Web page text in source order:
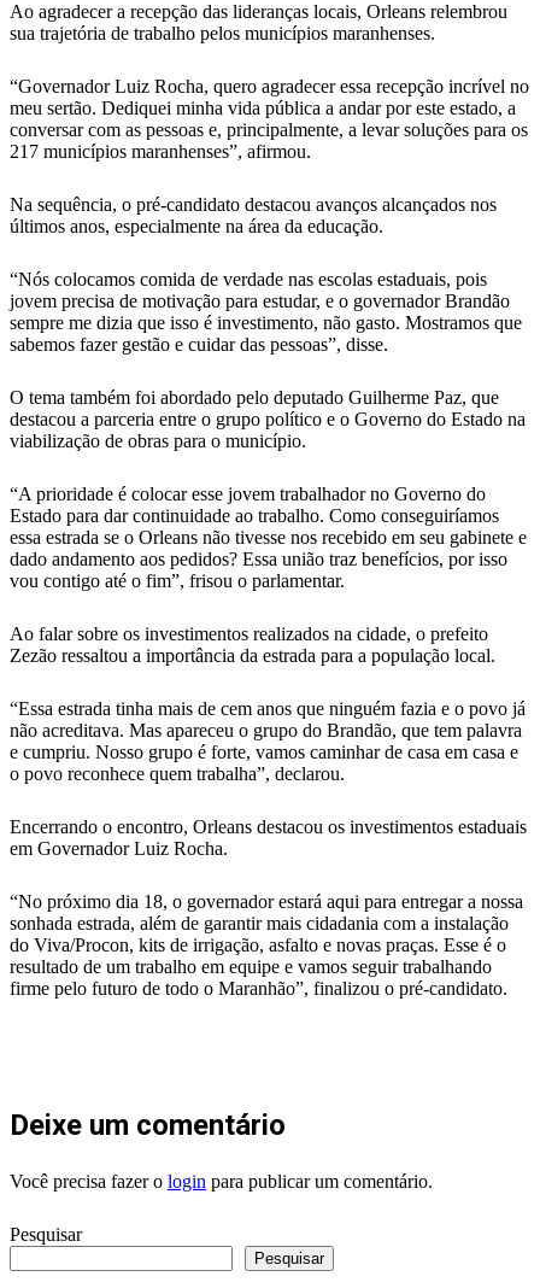
Ao agradecer a recepção das lideranças locais, Orleans relembrou
sua trajetória de trabalho pelos municípios maranhenses.
“Governador Luiz Rocha, quero agradecer essa recepção incrível no
meu sertão. Dediquei minha vida pública a andar por este estado, a
conversar com as pessoas e, principalmente, a levar soluções para os
217 municípios maranhenses”, afirmou.
Na sequência, o pré-candidato destacou avanços alcançados nos
últimos anos, especialmente na área da educação.
“Nós colocamos comida de verdade nas escolas estaduais, pois
jovem precisa de motivação para estudar, e o governador Brandão
sempre me dizia que isso é investimento, não gasto. Mostramos que
sabemos fazer gestão e cuidar das pessoas”, disse.
O tema também foi abordado pelo deputado Guilherme Paz, que
destacou a parceria entre o grupo político e o Governo do Estado na
viabilização de obras para o município.
“A prioridade é colocar esse jovem trabalhador no Governo do
Estado para dar continuidade ao trabalho. Como conseguiríamos
essa estrada se o Orleans não tivesse nos recebido em seu gabinete e
dado andamento aos pedidos? Essa união traz benefícios, por isso
vou contigo até o fim”, frisou o parlamentar.
Ao falar sobre os investimentos realizados na cidade, o prefeito
Zezão ressaltou a importância da estrada para a população local.
“Essa estrada tinha mais de cem anos que ninguém fazia e o povo já
não acreditava. Mas apareceu o grupo do Brandão, que tem palavra
e cumpriu. Nosso grupo é forte, vamos caminhar de casa em casa e
o povo reconhece quem trabalha”, declarou.
Encerrando o encontro, Orleans destacou os investimentos estaduais
em Governador Luiz Rocha.
“No próximo dia 18, o governador estará aqui para entregar a nossa
sonhada estrada, além de garantir mais cidadania com a instalação
do Viva/Procon, kits de irrigação, asfalto e novas praças. Esse é o
resultado de um trabalho em equipe e vamos seguir trabalhando
firme pelo futuro de todo o Maranhão”, finalizou o pré-candidato.
Deixe um comentário
Você precisa fazer o login para publicar um comentário.
Pesquisar
Pesquisar